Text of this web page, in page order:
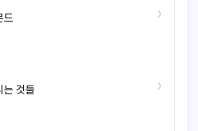
드 ›
는 것들 ›